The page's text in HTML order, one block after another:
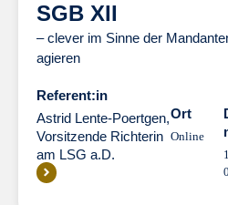
SGB XII
– clever im Sinne der
agieren
Referent:in
Astrid Lente-Poertgen,
Vorsitzende Richterin
am LSG a.D.
Ort
Online